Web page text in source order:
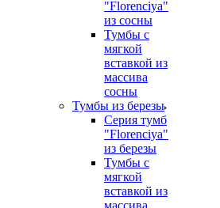
"Florenciya"
из сосны
Тумбы с
мягкой
вставкой из
массива
сосны
Тумбы из березы
Серия тумб
"Florenciya"
из березы
Тумбы с
мягкой
вставкой из
массива